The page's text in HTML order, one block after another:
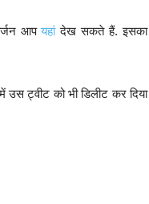
आपयहांदेख सकते हैं. इसका
उस ट्वीट को भी डिलीट कर दिया